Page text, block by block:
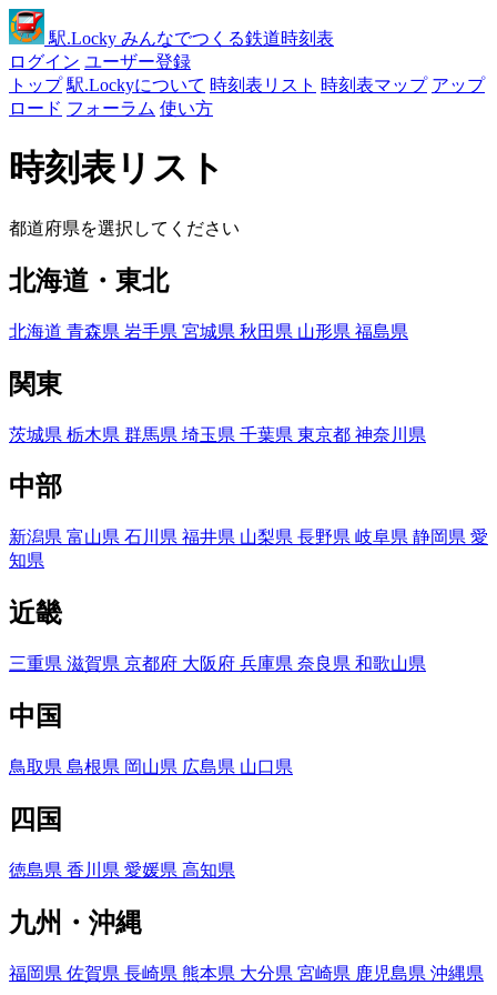
駅.Locky みんなでつくる鉄道時刻表
ログイン ユーザー登録
トップ 駅.Lockyについて 時刻表リスト 時刻表マップ アップ
ロード フォーラム 使い方
時刻表リスト
都道府県を選択してください
北海道・東北
北海道 青森県 岩手県 宮城県 秋田県 山形県 福島県
関東
茨城県 栃木県 群馬県 埼玉県 千葉県 東京都 神奈川県
中部
新潟県 富山県 石川県 福井県 山梨県 長野県 岐阜県 静岡県 愛
知県
近畿
三重県 滋賀県 京都府 大阪府 兵庫県 奈良県 和歌山県
中国
鳥取県 島根県 岡山県 広島県 山口県
四国
徳島県 香川県 愛媛県 高知県
九州・沖縄
福岡県 佐賀県 長崎県 熊本県 大分県 宮崎県 鹿児島県 沖縄県